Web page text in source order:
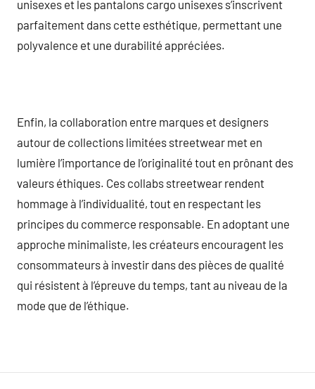
unisexes et les pantalons cargo unisexes s’inscrivent
parfaitement dans cette esthétique, permettant une
polyvalence et une durabilité appréciées.
Enfin, la collaboration entre marques et designers
autour de collections limitées streetwear met en
lumière l’importance de l’originalité tout en prônant des
valeurs éthiques. Ces collabs streetwear rendent
hommage à l’individualité, tout en respectant les
principes du commerce responsable. En adoptant une
approche minimaliste, les créateurs encouragent les
consommateurs à investir dans des pièces de qualité
qui résistent à l’épreuve du temps, tant au niveau de la
mode que de l’éthique.